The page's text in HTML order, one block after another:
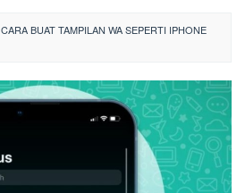
CARA BUAT TAMPILAN WA SEPERTI IPHONE